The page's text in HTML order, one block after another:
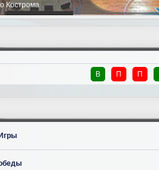
Кострома
В П П
Игры